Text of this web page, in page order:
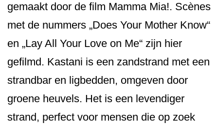
gemaakt door de film Mamma Mia!. Scènes
met de nummers „Does Your Mother Know“
en „Lay All Your Love on Me“ zijn hier
gefilmd. Kastani is een zandstrand met een
strandbar en ligbedden, omgeven door
groene heuvels. Het is een levendiger
strand, perfect voor mensen die op zoek